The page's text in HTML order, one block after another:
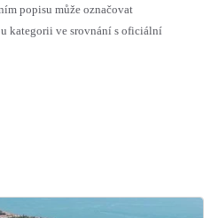
popisu může označovat
kategorii ve srovnání s oficiální